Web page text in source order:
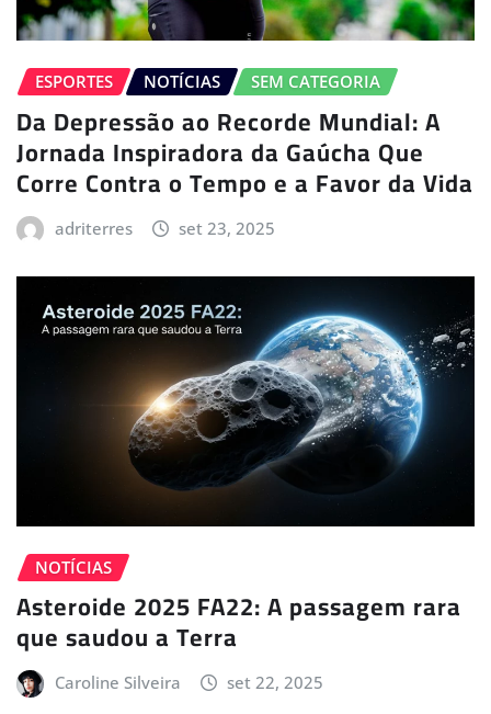
ESPORTES NOTÍCIAS SEM CATEGORIA
Da Depressão ao Recorde Mundial: A
Jornada Inspiradora da Gaúcha Que
Corre Contra o Tempo e a Favor da Vida
adriterres set 23, 2025
NOTÍCIAS
Asteroide 2025 FA22: A passagem rara
que saudou a Terra
Caroline Silveira set 22, 2025